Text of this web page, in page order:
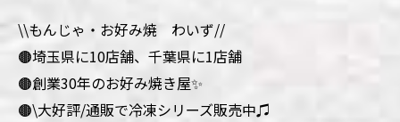
\\もんじゃ・お好み焼 わいず//
🟤埼玉県に10店舗、千葉県に1店舗
🟤創業30年のお好み焼き屋✨
🟤\大好評/通販で冷凍シリーズ販売中♫